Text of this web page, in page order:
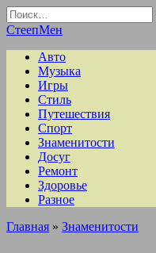
Перейти
к
Search
for:
СтеепМен
Авто
Музыка
Игры
Стиль
Путешествия
Спорт
Знаменитости
Досуг
Ремонт
Здоровье
Разное
Главная » Знаменитости